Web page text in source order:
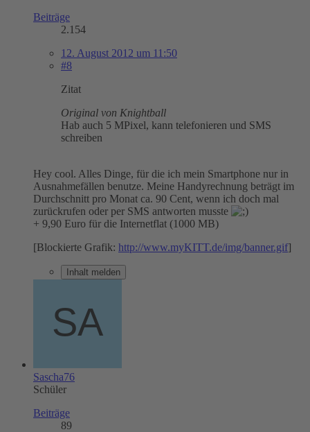
Beiträge
2.154
12. August 2012 um 11:50
#8
Zitat
Original von Knightball
Hab auch 5 MPixel, kann telefonieren und SMS
schreiben
Hey cool. Alles Dinge, für die ich mein Smartphone nur in
Ausnahmefällen benutze. Meine Handyrechnung beträgt im
Durchschnitt pro Monat ca. 90 Cent, wenn ich doch mal
zurückrufen oder per SMS antworten musste
+ 9,90 Euro für die Internetflat (1000 MB)
[Blockierte Grafik: http://www.myKITT.de/img/banner.gif]
Inhalt melden
Sascha76
Schüler
Beiträge
89